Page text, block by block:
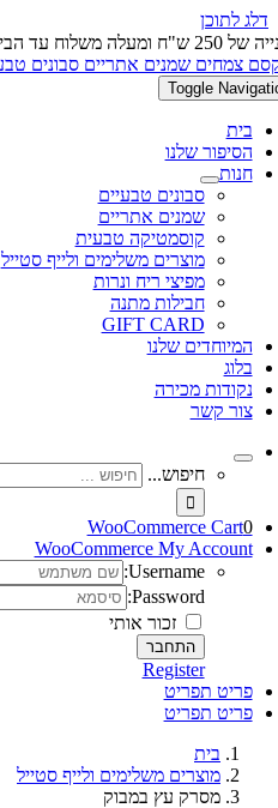
דלג לתוכן
ומעלה משלוח עד הבית חינם!
Toggle
בית
הסיפור שלנו
חנות
סבונים טבעיים
שמנים אתריים
קוסמטיקה טבעית
מוצרים משלימים ולייף סטייל
מפיצי ריח ונרות
חבילות מתנה
GIFT CARD
המיוחדים שלנו
בלוג
נקודות מכירה
צור קשר
חיפוש...
WooCommerce Cart0
WooCommerce My Account
Username:
Password:
זכור אותי
Register
פריט תפריט
פריט תפריט
בית
מוצרים משלימים ולייף סטייל
מסרק עץ במבוק